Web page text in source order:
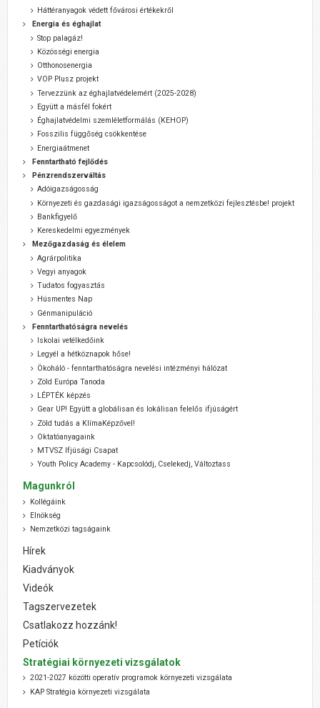
Háttéranyagok védett fővárosi értékekről
Energia és éghajlat
Stop palagáz!
Közösségi energia
Otthonosenergia
VOP Plusz projekt
Tervezzünk az éghajlatvédelemért (2025-2028)
Együtt a másfél fokért
Éghajlatvédelmi szemléletformálás (KEHOP)
Fosszilis függőség csökkentése
Energiaátmenet
Fenntartható fejlődés
Pénzrendszerváltás
Adóigazságosság
Környezeti és gazdasági igazságosságot a nemzetközi fejlesztésbe! projekt
Bankfigyelő
Kereskedelmi egyezmények
Mezőgazdaság és élelem
Agrárpolitika
Vegyi anyagok
Tudatos fogyasztás
Húsmentes Nap
Génmanipuláció
Fenntarthatóságra nevelés
Iskolai vetélkedőink
Legyél a hétköznapok hőse!
Ökoháló - fenntarthatóságra nevelési intézményi hálózat
Zöld Európa Tanoda
LÉPTÉK képzés
Gear UP! Együtt a globálisan és lokálisan felelős ifjúságért
Zöld tudás a KlímaKépzővel!
Oktatóanyagaink
MTVSZ Ifjúsági Csapat
Youth Policy Academy - Kapcsolódj, Cselekedj, Változtass
Magunkról
Kollégáink
Elnökség
Nemzetközi tagságaink
Hírek
Kiadványok
Videók
Tagszervezetek
Csatlakozz hozzánk!
Petíciók
Stratégiai környezeti vizsgálatok
2021-2027 közötti operatív programok környezeti vizsgálata
KAP Stratégia környezeti vizsgálata